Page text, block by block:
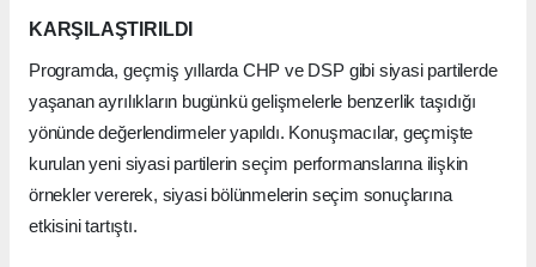
KARŞILAŞTIRILDI
Programda, geçmiş yıllarda CHP ve DSP gibi siyasi partilerde
yaşanan ayrılıkların bugünkü gelişmelerle benzerlik taşıdığı
yönünde değerlendirmeler yapıldı. Konuşmacılar, geçmişte
kurulan yeni siyasi partilerin seçim performanslarına ilişkin
örnekler vererek, siyasi bölünmelerin seçim sonuçlarına
etkisini tartıştı.